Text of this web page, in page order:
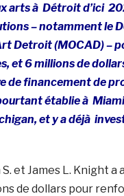
arts à Détroit d’ici
– notamment le
Detroit (MOCAD) –
et 6 millions de
de financement de
établie à
et y a déjà
et James L. Knight a
de dollars pour